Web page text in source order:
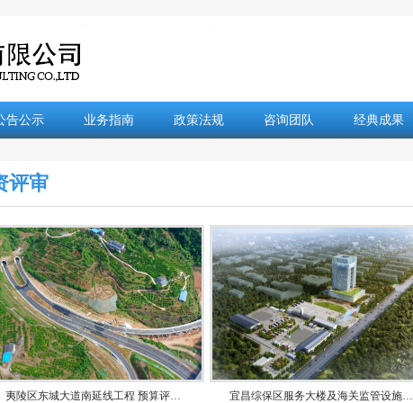
告公示 业务指南 政策法规 咨询团队 经典成果
评审
夷陵区东城大道南延线工程 预算评… 宜昌综保区服务大楼及海关监管设施…